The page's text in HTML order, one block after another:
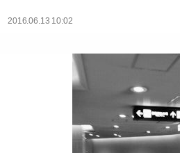
2016.06.13 10:02